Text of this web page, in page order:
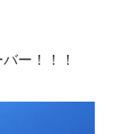
ー！！！